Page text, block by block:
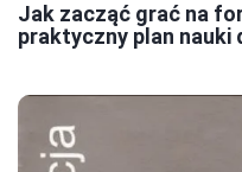
Jak zacząć grać na
praktyczny plan nauki